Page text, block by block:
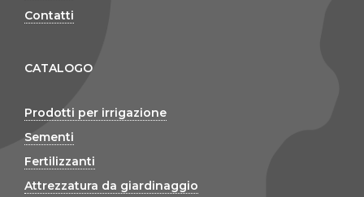
Contatti
CATALOGO
Prodotti per irrigazione
Sementi
Fertilizzanti
Attrezzatura da giardinaggio